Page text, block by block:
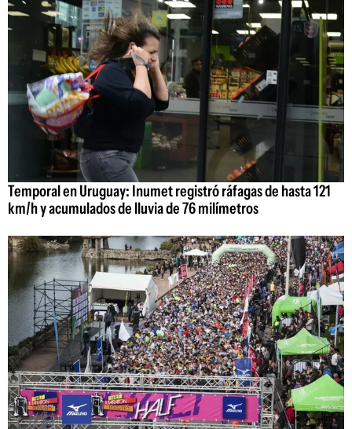
Temporal en Uruguay: Inumet registró ráfagas de hasta 121
km/h y acumulados de lluvia de 76 milímetros